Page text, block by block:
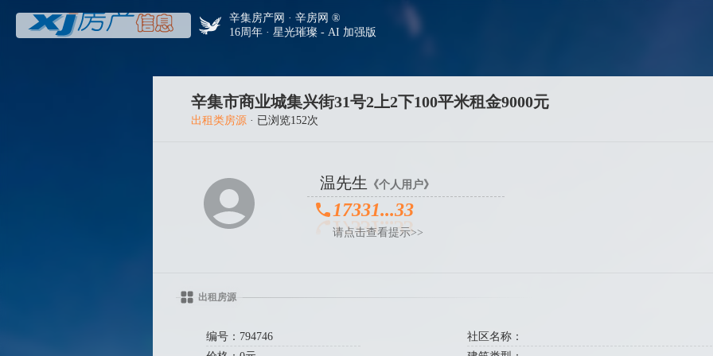
辛集房产网 · 辛房网 ®
16周年 · 星光璀璨 - AI 加强版
辛集市商业城集兴街31号2上2下100平米租金9000元
出租类房源 · 已浏览152次
温先生 《个人用户》
17331...33
请点击查看提示>>
出租房源
编号：794746
社区名称：